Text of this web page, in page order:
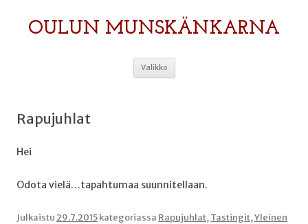
OULUN MUNSKÄNKARNA
Valikko Siirry
Rapujuhlat
Hei
Odota vielä…tapahtumaa suunnitellaan.
Julkaistu29.7.2015kategoriassa Rapujuhlat,Tastingit,Yleinen